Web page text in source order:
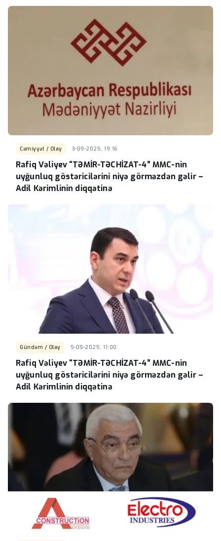
Cəmiyyət / Olay 3-09-2025, 19:16
Rafiq Vəliyev “TƏMİR-TƏCHİZAT-4” MMC-nin
uyğunluq göstəricilərini niyə görməzdən gəlir –
Adil Kərimlinin diqqətinə
Gündəm / Olay 5-09-2025, 11:00
Rafiq Vəliyev “TƏMİR-TƏCHİZAT-4” MMC-nin
uyğunluq göstəricilərini niyə görməzdən gəlir –
Adil Kərimlinin diqqətinə